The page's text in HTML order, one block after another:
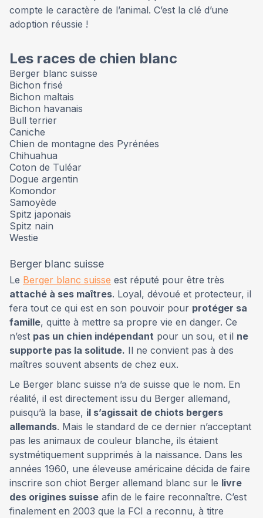
compte le caractère de l’animal. C’est la clé d’une
adoption réussie !
Les races de chien blanc
Berger blanc suisse
Bichon frisé
Bichon maltais
Bichon havanais
Bull terrier
Caniche
Chien de montagne des Pyrénées
Chihuahua
Coton de Tuléar
Dogue argentin
Komondor
Samoyède
Spitz japonais
Spitz nain
Westie
Berger blanc suisse
Le Berger blanc suisse est réputé pour être très
attaché à ses maîtres. Loyal, dévoué et protecteur, il
fera tout ce qui est en son pouvoir pour protéger sa
famille, quitte à mettre sa propre vie en danger. Ce
n’est pas un chien indépendant pour un sou, et il ne
supporte pas la solitude. Il ne convient pas à des
maîtres souvent absents de chez eux.
Le Berger blanc suisse n’a de suisse que le nom. En
réalité, il est directement issu du Berger allemand,
puisqu’à la base, il s’agissait de chiots bergers
allemands. Mais le standard de ce dernier n’acceptant
pas les animaux de couleur blanche, ils étaient
systmétiquement supprimés à la naissance. Dans les
années 1960, une éleveuse américaine décida de faire
inscrire son chiot Berger allemand blanc sur le livre
des origines suisse afin de le faire reconnaître. C’est
finalement en 2003 que la FCI a reconnu, à titre